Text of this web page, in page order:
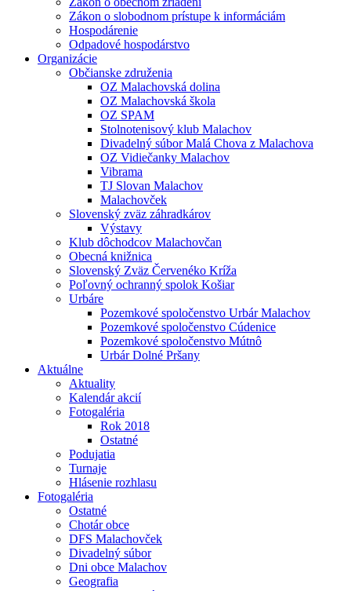
Zákon o slobodnom prístupe k informáciám
Hospodárenie
Odpadové hospodárstvo
Organizácie
Občianske združenia
OZ Malachovská dolina
OZ Malachovská škola
OZ SPAM
Stolnotenisový klub Malachov
Divadelný súbor Malá Chova z Malachova
OZ Vidiečanky Malachov
Vibrama
TJ Slovan Malachov
Malachovček
Slovenský zväz záhradkárov
Výstavy
Klub dôchodcov Malachovčan
Obecná knižnica
Slovenský Zväz Červenéko Kríža
Poľovný ochranný spolok Košiar
Urbáre
Pozemkové spoločenstvo Urbár Malachov
Pozemkové spoločenstvo Cúdenice
Pozemkové spoločenstvo Mútnô
Urbár Dolné Pršany
Aktuálne
Aktuality
Kalendár akcií
Fotogaléria
Rok 2018
Ostatné
Podujatia
Turnaje
Hlásenie rozhlasu
Fotogaléria
Ostatné
Chotár obce
DFS Malachovček
Divadelný súbor
Dni obce Malachov
Geografia